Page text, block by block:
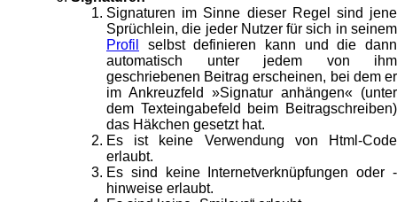
Signaturen im Sinne dieser Regel sind jene
Sprüchlein, die jeder Nutzer für sich in seinem
Profil
selbst definieren kann und die dann
automatisch unter jedem von ihm
geschriebenen Beitrag erscheinen, bei dem er
im Ankreuzfeld »Signatur anhängen« (unter
dem Texteingabefeld beim Beitragschreiben)
das Häkchen gesetzt hat.
Es ist keine Verwendung von Html-Code
erlaubt.
Es sind keine Internetverknüpfungen oder -
hinweise erlaubt.